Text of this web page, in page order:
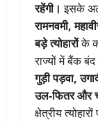
रहेंगी। इसके
रामनवमी,
बड़े त्योहारोंके
राज्यों में बैंक
गुड़ी पड़वा,
उल-फितर और
क्षेत्रीय